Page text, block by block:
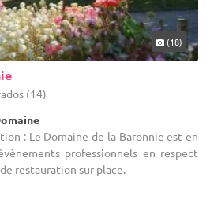
(18)
(14)
: Le Domaine de la Baronnie est en
professionnels en respect
restauration sur place.